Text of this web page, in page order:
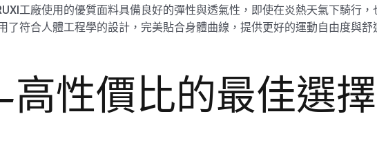
工廠使用的優質面料具備良好的彈性與透氣性，即使在炎熱天氣下騎行
了符合人體工程學的設計，完美貼合身體曲線，提供更好的運動自由度與
性價比的最佳選擇